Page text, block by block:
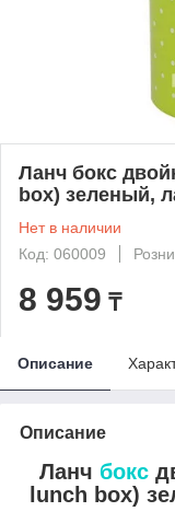
Ланч бокс
box) зеленый,
Нет в наличии
Код: 060009
8 959 ₸
Описание
Описание
Ланч бокс
lunch box)